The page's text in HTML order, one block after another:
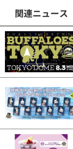
関連ニュース